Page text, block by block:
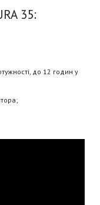
35:
до 12 годин у